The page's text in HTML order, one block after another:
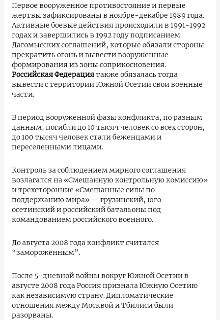
Первое вооруженное противостояние и первые
жертвы зафиксированы в ноябре-декабре 1989 года.
Активные боевые действия происходили в 1991-1992
годах и завершились в 1992 году подписанием
Дагомысских соглашений, которые обязали стороны
прекратить огонь и вывести вооруженные
формирования из зоны соприкосновения.
Российская Федерациятакже обязалась тогда
вывести с территории Южной Осетии свои военные
части.
В период вооруженной фазы конфликта, по разным
данным, погибли до 10 тысяч человек со всех сторон,
до 100 тысяч человек стали беженцами и
переселенными лицами.
Контроль за соблюдением мирного соглашения
возлагался на «Смешанную контрольную комиссию»
и трехсторонние «Смешанные силы по
поддержанию мира» — грузинский, юго-
осетинский и российский батальоны под
командованием российского военного.
До августа 2008 года конфликт считался
“замороженным”.
После 5-дневной войны вокруг Южной Осетии в
августе 2008 года Россия признала Южную Осетию
как независимую страну. Дипломатические
отношения между Москвой и Тбилиси были
разорваны.